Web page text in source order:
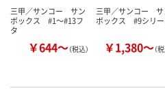
三甲／サンコー サン
ボックス #1～#13フ
タ
￥644～（税込）
三甲／サンコー サ
ボックス #9シリ
￥1,380～（